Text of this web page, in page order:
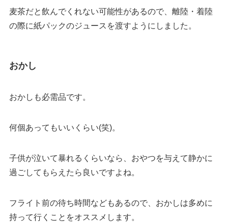
麦茶だと飲んでくれない可能性があるので、離陸・着陸
の際に紙パックのジュースを渡すようにしました。
おかし
おかしも必需品です。
何個あってもいいくらい(笑)。
子供が泣いて暴れるくらいなら、おやつを与えて静かに
過ごしてもらえたら良いですよね。
フライト前の待ち時間などもあるので、おかしは多めに
持って行くことをオススメします。